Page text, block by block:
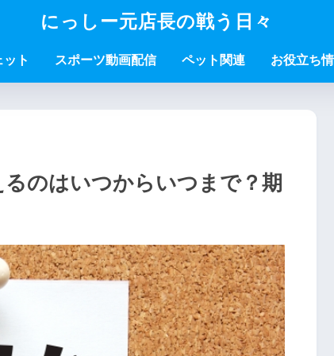
にっしー元店長の戦う日々
ット スポーツ動画配信 ペット関連 お役立ち
のはいつからいつまで？期